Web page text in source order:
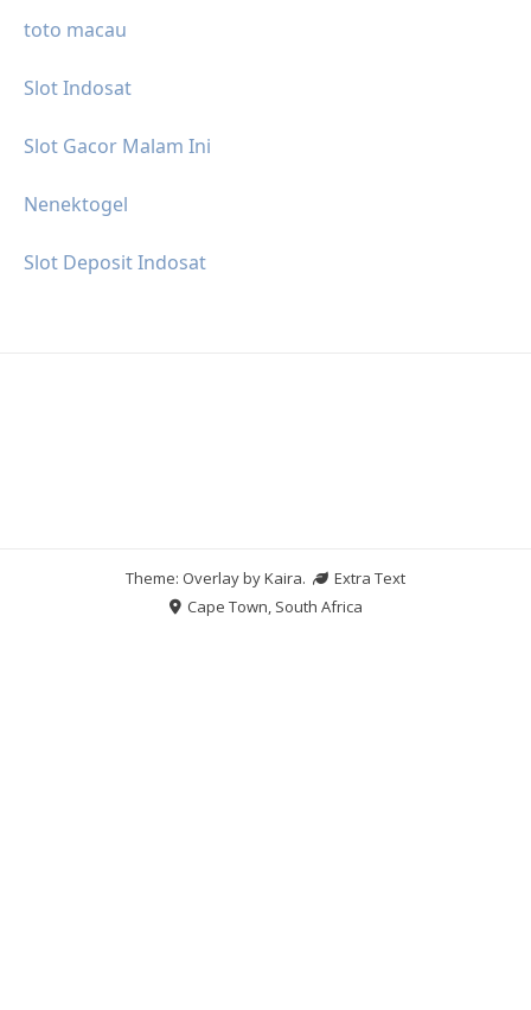
toto macau
Slot Indosat
Slot Gacor Malam Ini
Nenektogel
Slot Deposit Indosat
Theme: Overlay byKaira.
Extra Text
Cape Town, South Africa